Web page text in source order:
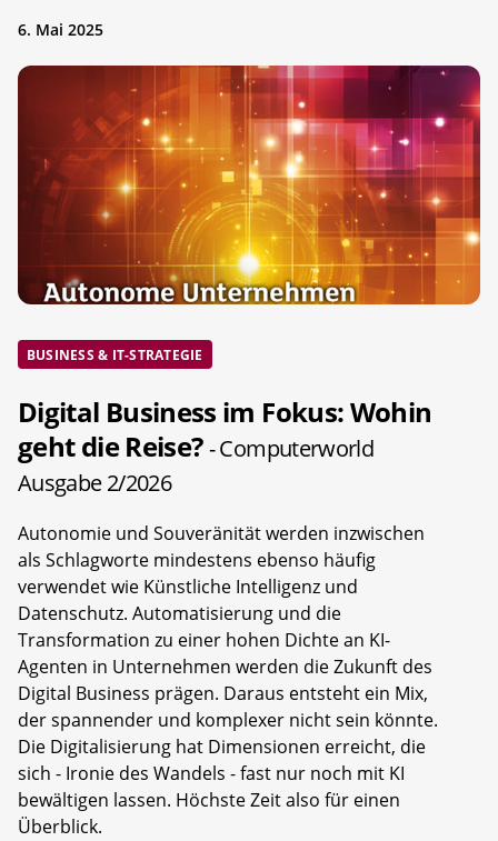
6. Mai 2025
BUSINESS & IT-STRATEGIE
Digital Business im Fokus: Wohin
geht die Reise?- Computerworld
Ausgabe 2/2026
Autonomie und Souveränität werden inzwischen
als Schlagworte mindestens ebenso häufig
verwendet wie Künstliche Intelligenz und
Datenschutz. Automatisierung und die
Transformation zu einer hohen Dichte an KI-
Agenten in Unternehmen werden die Zukunft des
Digital Business prägen. Daraus entsteht ein Mix,
der spannender und komplexer nicht sein könnte.
Die Digitalisierung hat Dimensionen erreicht, die
sich - Ironie des Wandels - fast nur noch mit KI
bewältigen lassen. Höchste Zeit also für einen
Überblick.